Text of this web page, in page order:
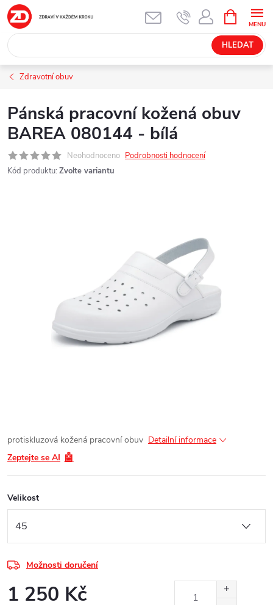
Přejít
na
obsah
HLEDAT
NÁKUPNÍ
KOŠÍK
Zdravotní obuv
Pánská pracovní kožená obuv
BAREA 080144 - bílá
Neohodnoceno Podrobnosti hodnocení
Kód produktu: Zvolte variantu
protiskluzová kožená pracovní obuv Detailní informace
Zeptejte se AI 🤖
Velikost
Možnosti doručení
1 250 Kč